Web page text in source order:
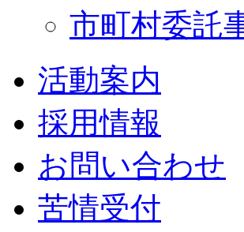
市町村委託
活動案内
採用情報
お問い合わせ
苦情受付